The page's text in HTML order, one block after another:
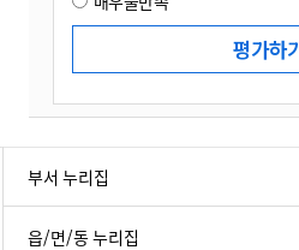
부서 누리집
읍/면/동 누리집